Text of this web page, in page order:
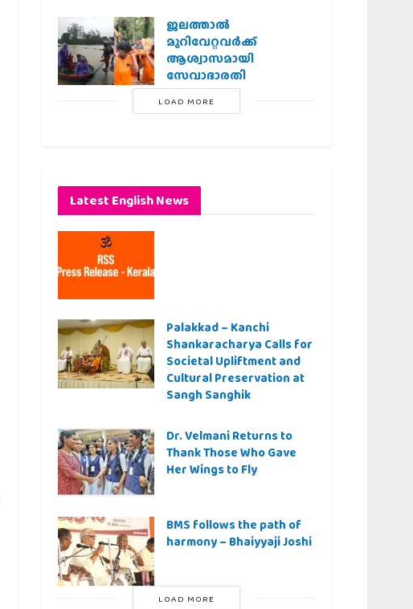
ജലത്താല്‍
മുറിവേറ്റവര്‍ക്ക്
ആശ്വാസമായി
സേവാഭാരതി
LOAD MORE
Latest English News
Palakkad – Kanchi
Shankaracharya Calls for
Societal Upliftment and
Cultural Preservation at
Sangh Sanghik
Dr. Velmani Returns to
Thank Those Who Gave
Her Wings to Fly
BMS follows the path of
harmony – Bhaiyyaji Joshi
LOAD MORE